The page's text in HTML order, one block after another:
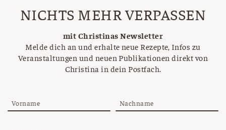
NICHTS MEHR VERPASSEN
mit Christinas Newsletter
Melde dich an und erhalte neue Rezepte, Infos zu
Veranstaltungen und neuen Publikationen direkt von
Christina in dein Postfach.
Vorname Nachname